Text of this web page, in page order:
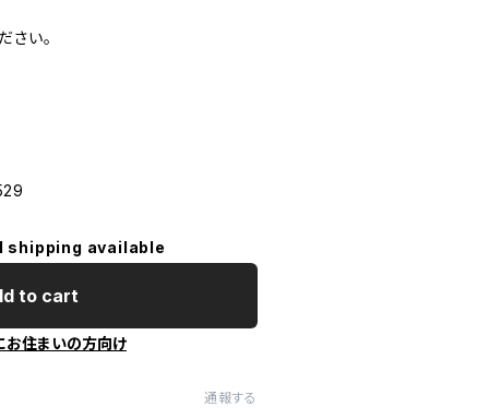
さい。
shipping available
to cart
お住まいの方向け
通報する